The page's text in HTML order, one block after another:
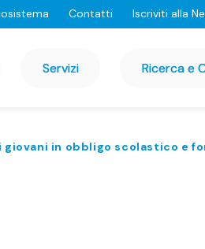
Contatti Iscriviti alla
Servizi Ricerca e
in obbligo scolastico e